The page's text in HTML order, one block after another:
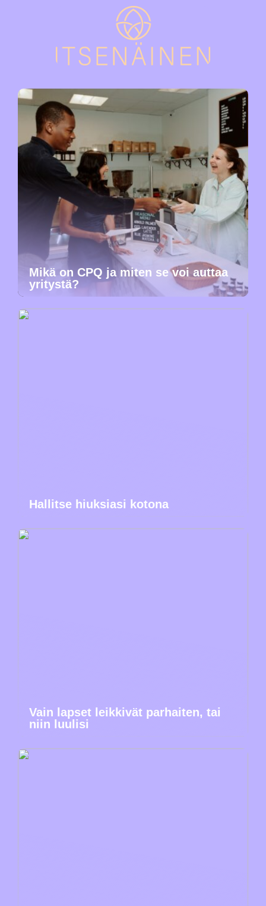
Mikä on CPQ ja miten se voi auttaa
yritystä?
Hallitse hiuksiasi kotona
Vain lapset leikkivät parhaiten, tai
niin luulisi